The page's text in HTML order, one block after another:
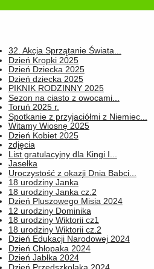
32. Akcja Sprzątanie Świata...
Dzień Kropki 2025
Dzień Dziecka 2025
Dzień dziecka 2025
PIKNIK RODZINNY 2025
Sezon na ciasto z owocami...
Toruń 2025 r.
Spotkanie z przyjaciółmi z Niemiec...
Witamy Wiosnę 2025
Dzień Kobiet 2025
zdjęcia
List gratulacyjny dla Kingi I...
Jasełka
Uroczystość z okazji Dnia Babci...
18 urodziny Janka
18 urodziny Janka cz.2
Dzień Pluszowego Misia 2024
12 urodziny Dominika
18 urodziny Wiktorii cz1
18 urodziny Wiktorii cz.2
Dzień Edukacji Narodowej 2024
Dzień Chłopaka 2024
Dzień Jabłka 2024